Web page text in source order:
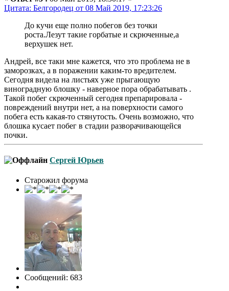
Цитата: Белгородец от 08 Май 2019, 17:23:26
До кучи еще полно побегов без точки
роста.Лезут такие горбатые и скрюченные,а
верхушек нет.
Андрей, все таки мне кажется, что это проблема не в
заморозках, а в поражении каким-то вредителем.
Сегодня видела на листьях уже прыгающую
виноградную блошку - наверное пора обрабатывать .
Такой побег скрюченный сегодня препарировала -
повреждений внутри нет, а на поверхности самого
побега есть какая-то стянутость. Очень возможно, что
блошка кусает побег в стадии разворачивающейся
почки.
Сергей Юрьев
Старожил форума
Сообщений: 683